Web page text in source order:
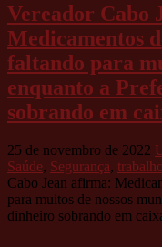
Vereador Cabo
Medicamentos
faltando para
enquanto a
sobrando em
25 de novembro de 2022
Saúde, Segurança, trabalho
Cabo Jean afirma:
para muitos de nossos
dinheiro sobrando em